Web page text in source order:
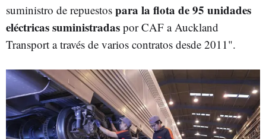
suministro de repuestos para la flota de 95 unidades
eléctricas suministradas por CAF a Auckland
Transport a través de varios contratos desde 2011".